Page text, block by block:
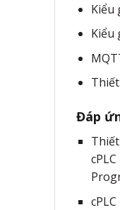
Kiểu
Kiểu
Đáp